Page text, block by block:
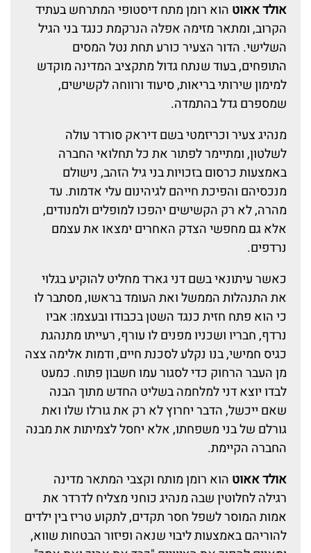
אולד אאוט הוא רומן מתח דיסטופי המתרחש בעתיד
הקרוב, ומתאר מזימה אפלה הנרקמת כנגד בני הגיל
השלישי. הדור הצעיר כורע תחת נטל המסים
התופחים, בעוד שנתח גדול מתקציב המדינה מוקדש
למימון שירותי בריאות, סיעוד ורווחה לקשישים,
שמספרם גדל בהתמדה.
מנהיג צעיר וכריזמטי בשם דיראק סורדר עולה
לשלטון, ומתיימר לפתור את כל תחלואי החברה
באמצעות כרסום בזכויות בני גיל הזהב, נישולם
מנכסיהם והפיכת חייהם לגיהינום עלי אדמות. עד
מהרה, לא רק הקשישים יהפכו למופלים ולמנודים,
אלא גם מחפשי הצדק האחרים ימצאו את עצמם
נרדפים.
כאשר עיתונאי בשם דני גארד מחליט להוקיע בגלוי
את התנהלות הממשל ואת העומד בראשו, מסתבר לו
כי הוא פתח חזית כנגד השטן בכבודו ובעצמו: אביו
נרדף, חבריו ושכניו מפנים לו עורף, רעייתו מתנהגת
כגיס חמישי, בנו נקלע לסכנת חיים, ודמות אלימה צצה
מן העבר הרחוק כדי לסגור עמו חשבון פתוח. כמעט
לבדו יוצא דני למלחמה בשליט החדש מתוך הבנה
שאם ייכשל, הדבר יחרוץ לא רק את גורלו שלו ואת
גורלם של בני משפחתו, אלא יחסל לצמיתות את מבנה
החברה הקיימת.
אולד אאוט הוא רומן מותח וקצבי המתאר מדינה
רגילה לחלוטין שבה מנהיג כוחני מצליח לדרדר את
אמות המוסר לשפל חסר תקדים, לתקוע טריז בין ילדים
להוריהם באמצעות ליבוי שנאה ופיזור הבטחות שווא,